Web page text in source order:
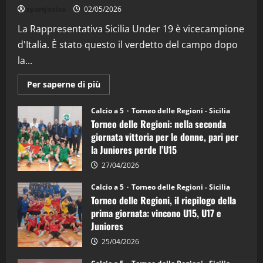
“SportEmpire” in Podcast: 26^ Puntata
08/04/2026
02/05/2026
La Rappresentativa Sicilia Under 19 è vicecampione
d'Italia. È stato questo il verdetto del campo dopo
la...
Per saperne di più
informazioni
Torneo
delle
Regioni
di
calcio
a
5:
la
Juniores
è
vicecampione
d’Italia
Calcio a 5 Torneo delle Regioni - Sicilia
Torneo delle Regioni: nella seconda
giornata vittoria per le donne, pari per
la Juniores perde l’U15
27/04/2026
Calcio a 5 Torneo delle Regioni - Sicilia
Torneo delle Regioni, il riepilogo della
prima giornata: vincono U15, U17 e
Juniores
25/04/2026